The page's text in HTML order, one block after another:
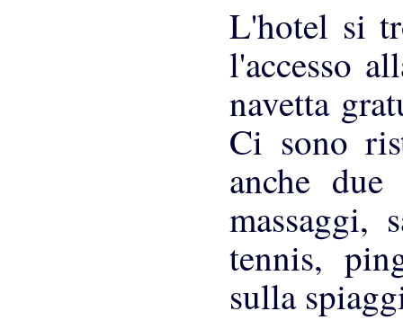
L'hotel si
l'accesso
navetta
Ci sono
anche due
massaggi,
tennis,
sulla